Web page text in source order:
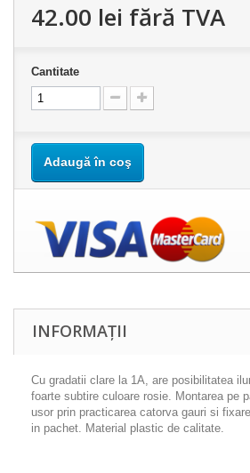
42.00 lei fără TVA
Cantitate
Adaugă în coş
INFORMAȚII
Cu gradatii clare la 1A, are posibilitatea
foarte subtire culoare rosie. Montarea pe
usor prin practicarea catorva gauri si
in pachet. Material plastic de calitate.